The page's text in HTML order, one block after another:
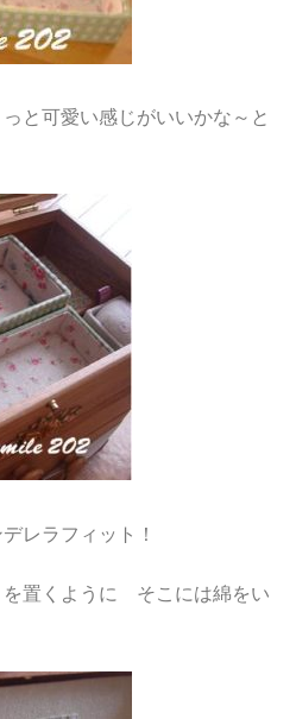
と可愛い感じがいいかな～と
レラフィット！
置くように そこには綿をい